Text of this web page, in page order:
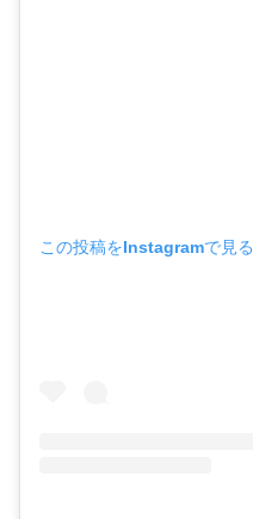
この投稿をInstagramで見る